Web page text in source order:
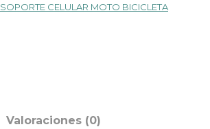
SOPORTE CELULAR MOTO BICICLETA
Valoraciones (0)